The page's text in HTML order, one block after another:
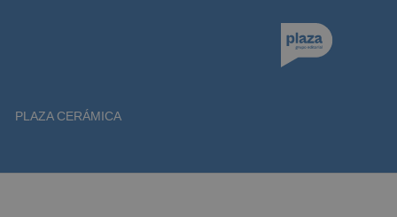
PLAZA CERÁMICA